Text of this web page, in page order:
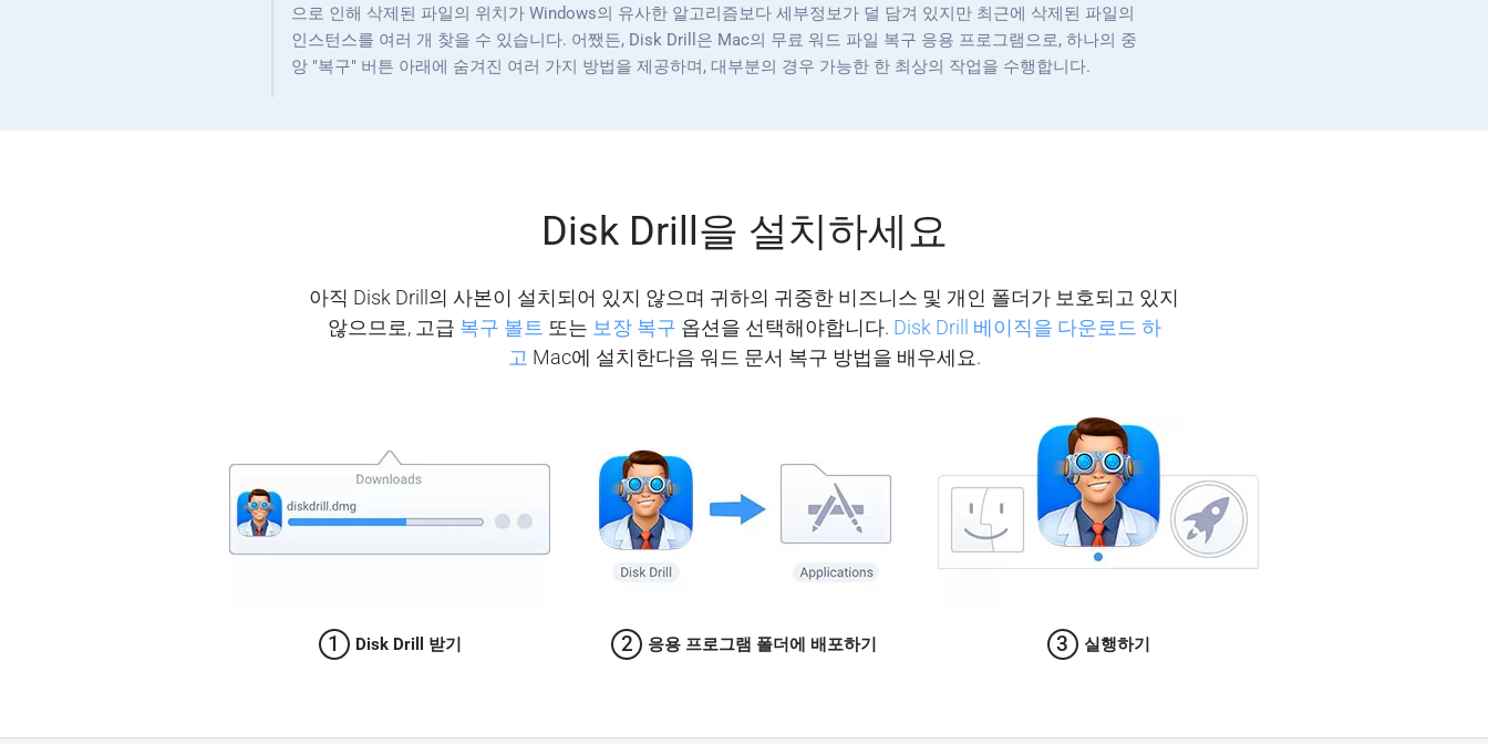
으로 인해 삭제된 파일의 위치가 Windows의 유사한 알고리즘보다 세부정보가 덜 담겨 있지만 최근에 삭제된 파일의
인스턴스를 여러 개 찾을 수 있습니다. 어쨌든, Disk Drill은 Mac의 무료 워드 파일 복구 응용 프로그램으로, 하나의 중
앙 "복구" 버튼 아래에 숨겨진 여러 가지 방법을 제공하며, 대부분의 경우 가능한 한 최상의 작업을 수행합니다.
Disk Drill을 설치하세요
아직 Disk Drill의 사본이 설치되어 있지 않으며 귀하의 귀중한 비즈니스 및 개인 폴더가 보호되고 있지
않으므로, 고급 복구 볼트 또는 보장 복구 옵션을 선택해야합니다. Disk Drill 베이직을 다운로드 하
고 Mac에 설치한다음 워드 문서 복구 방법을 배우세요.
1 Disk Drill 받기 2 응용 프로그램 폴더에 배포하기 3 실행하기